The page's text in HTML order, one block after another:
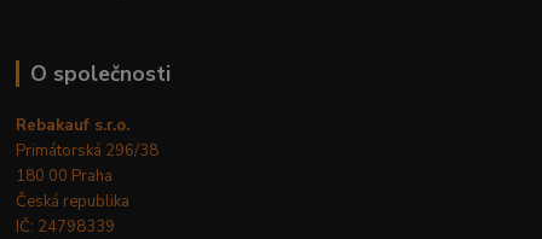
O společnosti
Rebakauf s.r.o.
Primátorská 296/38
180 00 Praha
Česká republika
IČ: 24798339